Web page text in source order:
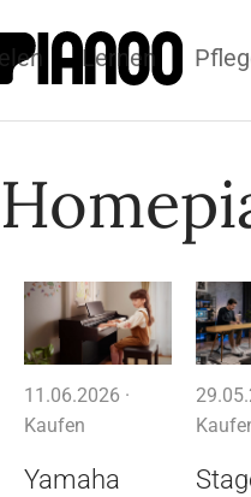
Lernen
11.06.2026 ·
Kaufen
Yamaha